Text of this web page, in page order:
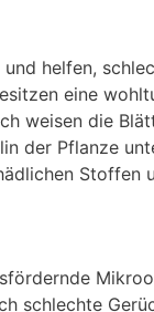
helfen,
eine
weisen die
der Pflanze
Stoffen
schlechte